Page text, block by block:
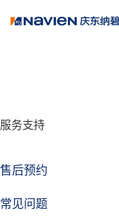
服务支持
售后预约
常见问题
品牌故事
技术实力
企业动态
焦点注册Life